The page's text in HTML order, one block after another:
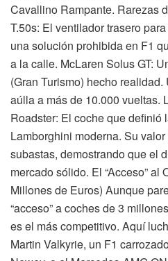
Cavallino Rampante. Rarezas
T.50s: El ventilador trasero
una solución prohibida en F1
a la calle. McLaren Solus GT:
(Gran Turismo) hecho
aúlla a más de 10.000 vueltas.
Roadster: El coche que definió
Lamborghini moderna. Su
subastas, demostrando que el
mercado sólido. El “Acceso” al
Millones de Euros) Aunque
“acceso” a coches de 3
es el más competitivo. Aquí
Martin Valkyrie, un F1